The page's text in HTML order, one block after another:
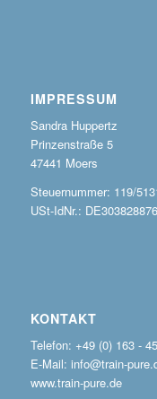
IMPRESSUM
Sandra Huppertz
Prinzenstraße 5
47441 Moers
Steuernummer: 119/
USt-IdNr.: DE303828876
KONTAKT
Telefon: +49 (0) 163 -
E-Mail: info@train-
www.train-pure.de